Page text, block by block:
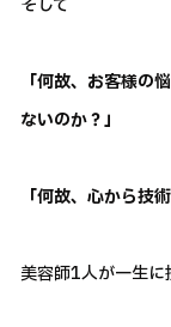
そして
「何故、お客様の
ないのか？」
「何故、心から技
美容師1人が一生に